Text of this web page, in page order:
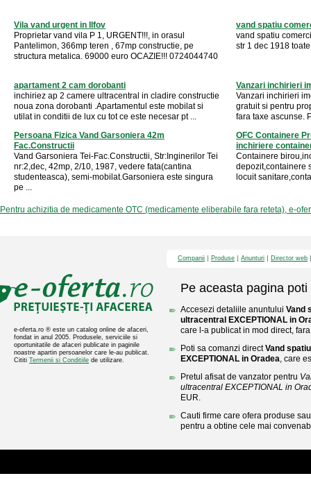
Vila vand urgent in Ilfov
Proprietar vand vila P 1, URGENT!!!, in orasul
Pantelimon, 366mp teren , 67mp constructie, pe
structura metalica. 69000 euro OCAZIE!!! 0724044740
vand spatiu
vand spatiu
str 1 dec 1918
apartament 2 cam dorobanti
inchiriez ap 2 camere ultracentral in cladire constructie
noua zona dorobanti .Apartamentul este mobilat si
utilat in conditii de lux cu tot ce este necesar pt ...
Vanzari inchirieri
Vanzari inchirieri
gratuit si pentru
fara taxe ascunse.
Persoana Fizica Vand Garsoniera 42m
Fac.Constructii
Vand Garsoniera Tei-Fac.Constructii, Str:Inginerilor Tei
nr:2,dec, 42mp, 2/10, 1987, vedere fata(cantina
studenteasca), semi-mobilat.Garsoniera este singura
pe ...
OFC Containere
inchiriere
Containere
depozit,containere
locuit
Pentru achizitia de medicamente OTC (medicamente eliberabile fara reteta), e-
e-oferta.ro ® este un catalog online de afaceri,
fondat in anul 2005. Produsele, serviciile si
oportunitatile de afaceri publicate in paginile
noastre apartin persoanelor care le-au publicat.
Cititi Termenii si Conditiile de utilizare.
Companii Produse Anunturi Director web
Pe aceasta pagina poti
Accesezi detaliile anuntului Vand
ultracentral EXCEPTIONAL in
care l-a publicat in mod direct,
Poti sa comanzi directVand
EXCEPTIONAL in Oradea, care
Pretul afisat de vanzator pentru
ultracentral EXCEPTIONAL in
EUR.
Cauti firme care ofera produse
pentru a obtine cele mai